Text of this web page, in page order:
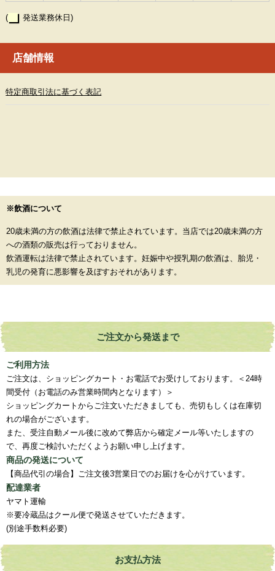
( 発送業務休日)
店舗情報
特定商取引法に基づく表記
※飲酒について
20歳未満の方の飲酒は法律で禁止されています。当店では20歳未満の方
への酒類の販売は行っておりません。
飲酒運転は法律で禁止されています。妊娠中や授乳期の飲酒は、胎児・
乳児の発育に悪影響を及ぼすおそれがあります。
ご注文から発送まで
ご利用方法
ご注文は、ショッピングカート・お電話でお受けしております。＜24時
間受付（お電話のみ営業時間内となります）＞
ショッピングカートからご注文いただきましても、売切もしくは在庫切
れの場合がございます。
また、受注自動メール後に改めて弊店から確定メール等いたしますの
で、再度ご検討いただくようお願い申し上げます。
商品の発送について
【商品代引の場合】ご注文後3営業日でのお届けを心がけています。
配達業者
ヤマト運輸
※要冷蔵品はクール便で発送させていただきます。
(別途手数料必要)
お支払方法